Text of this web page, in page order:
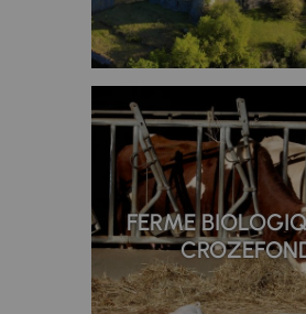
FERME